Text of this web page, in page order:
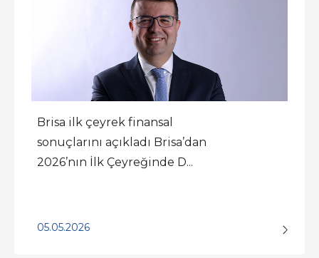
Brisa ilk çeyrek finansal
sonuçlarını açıkladı Brisa’dan
2026’nın İlk Çeyreğinde D...
05.05.2026